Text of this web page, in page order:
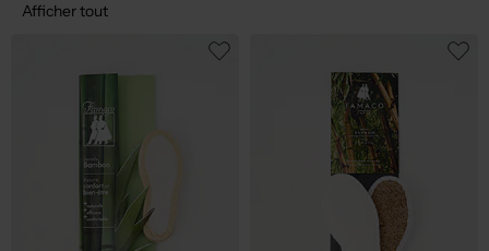
Afficher tout